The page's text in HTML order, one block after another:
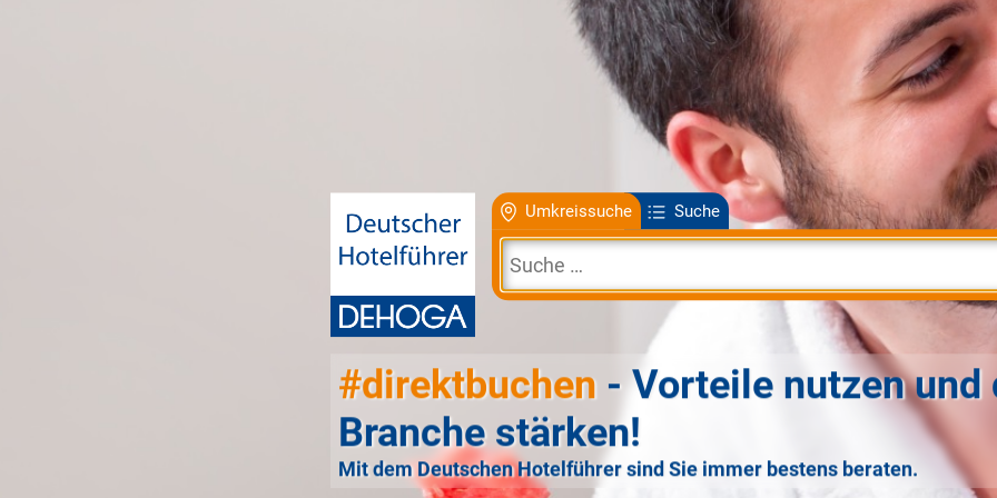
Umkreissuche Suche
#direktbuchen - Vorteile nutzen und
Branche stärken!
Mit dem Deutschen Hotelführer sind Sie immer bestens beraten.